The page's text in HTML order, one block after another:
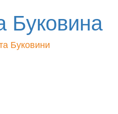
Буковина
Буковини